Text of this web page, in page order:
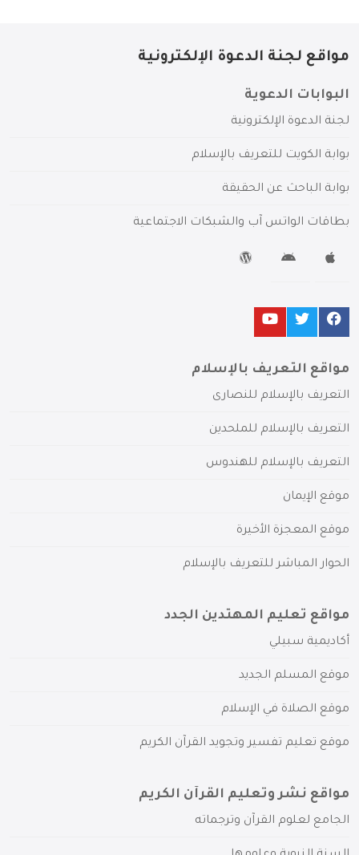
مواقع لجنة الدعوة الإلكترونية
البوابات الدعوية
لجنة الدعوة الإلكترونية
بوابة الكويت للتعريف بالإسلام
بوابة الباحث عن الحقيقة
بطاقات الواتس آب والشبكات الاجتماعية
مواقع التعريف بالإسلام
التعريف بالإسلام للنصارى
التعريف بالإسلام للملحدين
التعريف بالإسلام للهندوس
موقع الإيمان
موقع المعجزة الأخيرة
الحوار المباشر للتعريف بالإسلام
مواقع تعليم المهتدين الجدد
أكاديمية سبيلي
موقع المسلم الجديد
موقع الصلاة في الإسلام
موقع تعليم تفسير وتجويد القرآن الكريم
مواقع نشر وتعليم القرآن الكريم
الجامع لعلوم القرآن وترجماته